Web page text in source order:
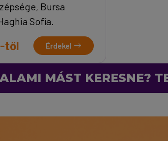
Bursa
Sofia.
től Érdekel
MÁST KERESNE?